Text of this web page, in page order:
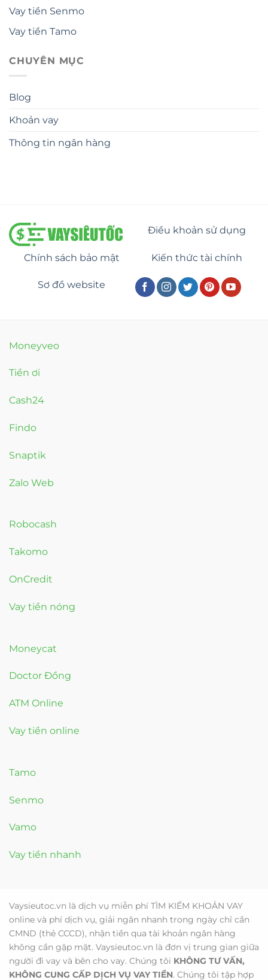
Vay tiền Senmo
Vay tiền Tamo
CHUYÊN MỤC
Blog
Khoản vay
Thông tin ngân hàng
Điều khoản sử dụng
Chính sách bảo mật Kiến thức tài chính
Sơ đồ website
Moneyveo
Tiền ơi
Cash24
Findo
Snaptik
Zalo Web
Robocash
Takomo
OnCredit
Vay tiền nóng
Moneycat
Doctor Đồng
ATM Online
Vay tiền online
Tamo
Senmo
Vamo
Vay tiền nhanh
Vaysieutoc.vn là dịch vụ miễn phí TÌM KIẾM KHOẢN VAY
online và phí dịch vụ, giải ngân nhanh trong ngày chỉ cần
CMND (thẻ CCCD), nhận tiền qua tài khoản ngân hàng
không cần gặp mặt. Vaysieutoc.vn là đơn vị trung gian giữa
người đi vay và bên cho vay. Chúng tôi KHÔNG TƯ VẤN,
KHÔNG CUNG CẤP DỊCH VỤ VAY TIỀN. Chúng tôi tập hợp